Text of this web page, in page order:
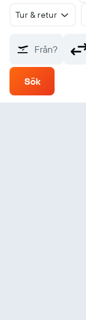
Tur & retur
Från?
Sök